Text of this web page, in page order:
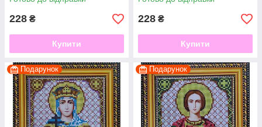
228 ₴
Купити
228 ₴
Купити
Подарунок Подарунок